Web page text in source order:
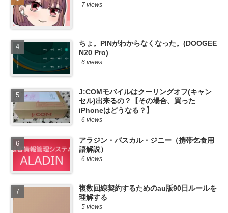
7 views
ちょ。PINがわからなくなった。(DOOGEE
N20 Pro)
6 views
J:COMモバイルはクーリングオフ(キャン
セル)出来るの？【その場合、買った
iPhoneはどうなる？】
6 views
アラジン・パスカル・ジニー（携帯乞食用
語解説）
6 views
複数回線契約するためのau版90日ルールを
理解する
5 views